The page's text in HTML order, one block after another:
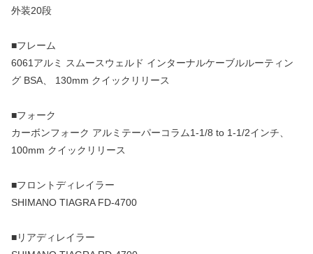
外装20段
■フレーム
6061アルミ スムースウェルド インターナルケーブルルーティン
グ BSA、 130mm クイックリリース
■フォーク
カーボンフォーク アルミテーパーコラム1-1/8 to 1-1/2インチ、
100mm クイックリリース
■フロントディレイラー
SHIMANO TIAGRA FD-4700
■リアディレイラー